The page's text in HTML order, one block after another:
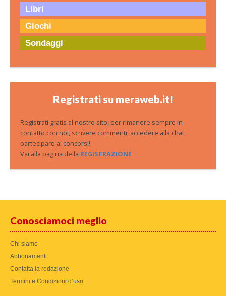
Libri
Giochi
Sondaggi
Registrati su meraweb.it!
Registrati gratis al nostro sito, per rimanere sempre in
contatto con noi, scrivere commenti, accedere alla chat,
partecipare ai concorsi!
Vai alla pagina della REGISTRAZIONE
Conosciamoci meglio
Chi siamo
Abbonamenti
Contatta la redazione
Termini e Condizioni d’uso